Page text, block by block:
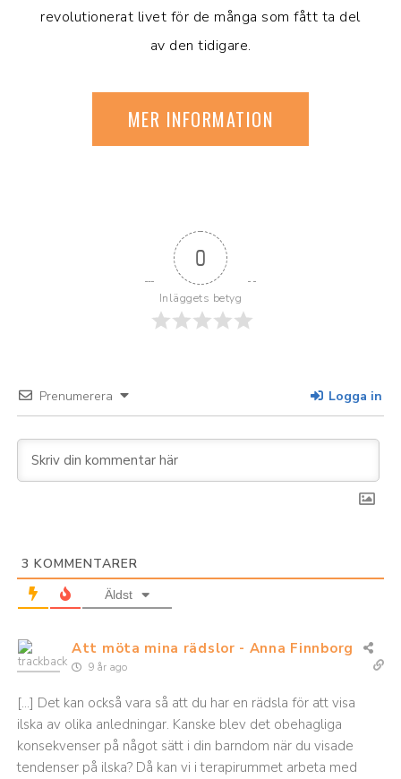
revolutionerat livet för de många som fått ta del
av den tidigare.
MER INFORMATION
0
Inläggets betyg
Prenumerera Logga in
3 KOMMENTARER
Äldst
Att möta mina rädslor - Anna Finnborg
9 år ago
[…] Det kan också vara så att du har en rädsla för att visa
ilska av olika anledningar. Kanske blev det obehagliga
konsekvenser på något sätt i din barndom när du visade
tendenser på ilska? Då kan vi i terapirummet arbeta med